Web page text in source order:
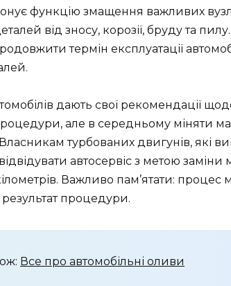
функцію змащення важливих
від зносу, корозії, бруду та
термін експлуатації
дають свої рекомендації
але в середньому міняти
Власникам турбованих двигунів, які
автосервіс з метою
Важливо пам’ятати: процес
процедури.
Все про автомобільні оливи